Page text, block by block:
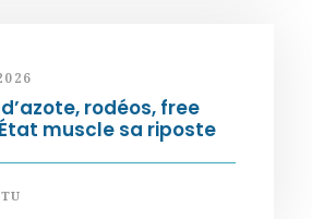
rodéos, free
muscle sa riposte